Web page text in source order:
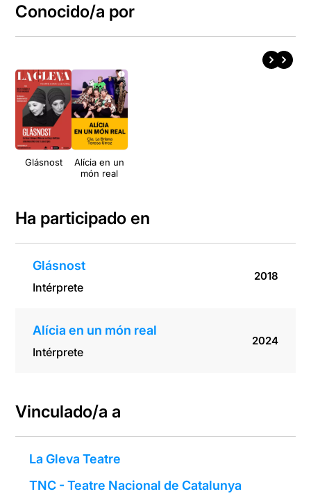
Conocido/a por
Glásnost
Alícia en un
món real
Ha participado en
Glásnost
Intérprete
2018
Alícia en un món real
Intérprete
2024
Vinculado/a a
La Gleva Teatre
TNC - Teatre Nacional de Catalunya